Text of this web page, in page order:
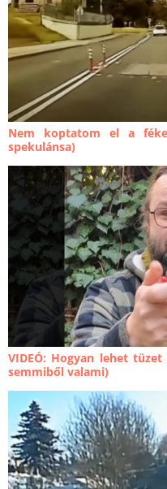
Nem koptatom el a
spekulánsa)
VIDEÓ: Hogyan lehet
semmiből valami)